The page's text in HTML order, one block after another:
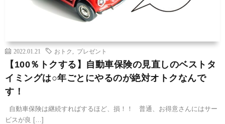
2022.01.21 おトク プレゼント
【100％トクする】自動車保険の見直しのベストタ
イミングは○年ごとにやるのが絶対オトクなんで
す！
自動車保険は継続すればするほど、損！！ 普通、お得意さんにはサー
ビスが良 […]